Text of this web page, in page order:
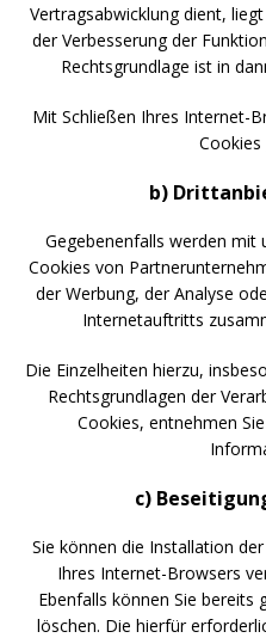
Vertragsabwicklung dient,
der Verbesserung der
Rechtsgrundlage ist in
Mit Schließen Ihres Internet-
Cookies
b)
Gegebenenfalls werden
Cookies von
der Werbung, der Analyse
Internetauftritts
Die Einzelheiten hierzu,
Rechtsgrundlagen der
Cookies, entnehmen
c)
Sie können die Installation
Ihres Internet-Browsers
Ebenfalls können Sie bereits
löschen. Die hierfür